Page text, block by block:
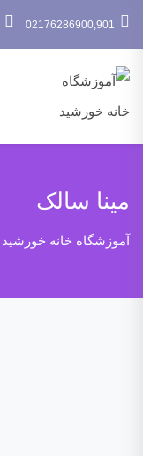
02176286900,901
مینا سالک
آموزشگاه خانه خورشید